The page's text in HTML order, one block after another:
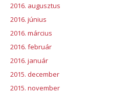
2016. augusztus
2016. június
2016. március
2016. február
2016. január
2015. december
2015. november